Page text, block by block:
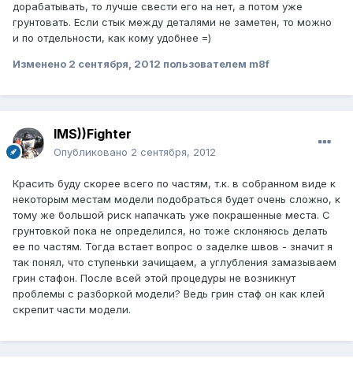
дорабатывать, то лучше свести его на нет, а потом уже
грунтовать. Если стык между деталями не заметен, то можно
и по отдельности, как кому удобнее =)
Изменено 2 сентября, 2012 пользователем m8f
IMS))Fighter
Опубликовано 2 сентября, 2012
Красить буду скорее всего по частям, т.к. в собранном виде к
некоторым местам модели подобраться будет очень сложно, к
тому же большой риск напачкать уже покрашенные места. С
грунтовкой пока не определилcя, но тоже склоняюсь делать
ее по частям. Тогда встает вопрос о заделке швов - значит я
так понял, что ступеньки зачищаем, а углубления замазываем
грин стафон. После всей этой процедуры не возникнут
проблемы с разборкой модели? Ведь грин стаф он как клей
скрепит части модели.